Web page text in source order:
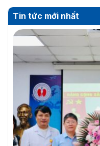
THƯ MỜI
Tin tức mới nhất